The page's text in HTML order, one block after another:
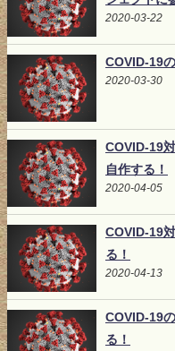
2020-03-22
COVID-19
2020-03-30
COVID-19
自作する！
2020-04-05
COVID-19
る！
2020-04-13
COVID-19
る！